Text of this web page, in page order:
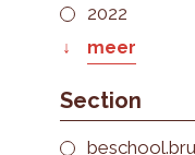
2022
meer
Section